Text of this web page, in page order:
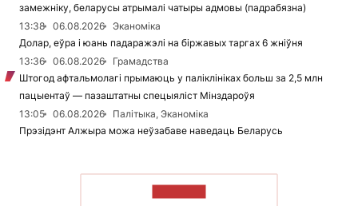
замежніку, беларусы атрымалі чатыры адмовы (падрабязна)
13:38
06.08.2026
Эканоміка
Долар, еўра і юань падаражэлі на біржавых таргах 6 жніўня
13:36
06.08.2026
Грамадства
Штогод афтальмолагі прымаюць у паліклініках больш за 2,5 млн
пацыентаў — пазаштатны спецыяліст Мінздароўя
13:05
06.08.2026
Палітыка, Эканоміка
Прэзідэнт Алжыра можа неўзабаве наведаць Беларусь